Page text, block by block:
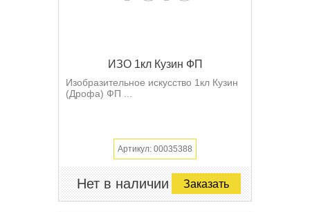
ИЗО 1кл Кузин ФП
Изобразительное искусство 1кл Кузин
(Дрофа) ФП ...
Артикул: 00035388
Нет в наличии Заказать